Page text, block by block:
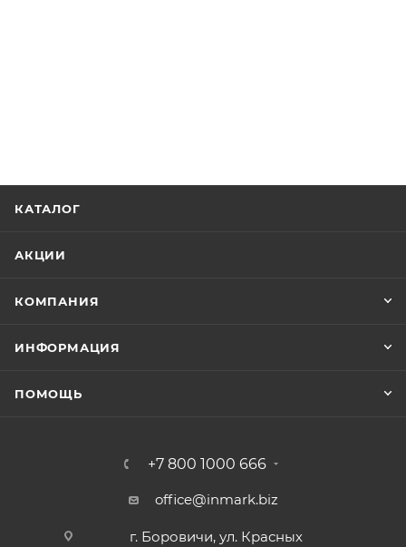
КАТАЛОГ
АКЦИИ
КОМПАНИЯ
ИНФОРМАЦИЯ
ПОМОЩЬ
+7 800 1000 666
office@inmark.biz
г. Боровичи, ул. Красных